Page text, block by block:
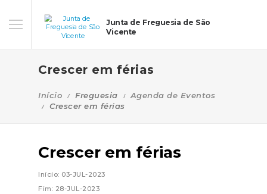
Junta de Freguesia de São
Vicente
Crescer em férias
Início Freguesia
Agenda de Eventos
Crescer em férias
Crescer em férias
Início: 03-JUL-2023
Fim: 28-JUL-2023